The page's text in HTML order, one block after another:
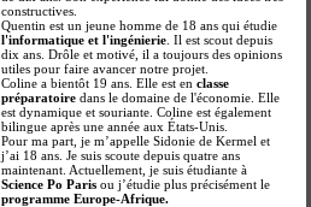
constructives.
Quentin est un jeune homme de 18 ans qui étudie
l'informatique et l'ingénierie . Il est scout depuis
dix ans. Drôle et motivé, il a toujours des opinions
utiles pour faire avancer notre projet.
Coline a bientôt 19 ans. Elle est enclasse
préparatoiredans le domaine de l'économie. Elle
est dynamique et souriante. Coline est également
bilingue après une année aux États-Unis.
Pour ma part, je m’appelle Sidonie de Kermel et
j’ai 18 ans. Je suis scoute depuis quatre ans
maintenant. Actuellement, je suis étudiante à
Science Po Parisou j’étudie plus précisément le
programme Europe-Afrique.